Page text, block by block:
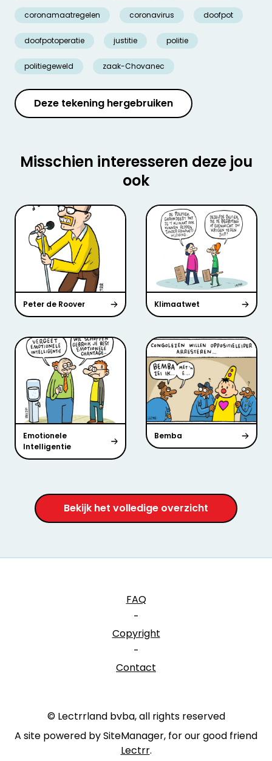
coronamaatregelen coronavirus doofpot
doofpotoperatie justitie politie
politiegeweld zaak-Chovanec
Deze tekening hergebruiken
Misschien interesseren deze jou
ook
Peter de Roover Klimaatwet
Emotionele
Intelligentie
Bemba
Bekijk het volledige overzicht
FAQ
-
Copyright
-
Contact
© Lectrrland bvba, all rights reserved
A site powered by SiteManager, for our good friend
Lectrr.